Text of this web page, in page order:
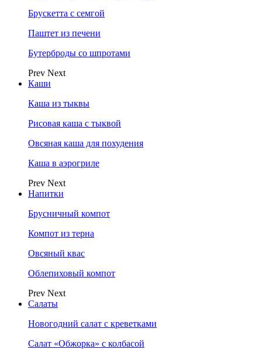
Брускетта с семгой
Паштет из печени
Бутерброды со шпротами
Prev Next
Каши
Каша из тыквы
Рисовая каша с тыквой
Овсяная каша для похудения
Каша в аэрогриле
Prev Next
Напитки
Брусничный компот
Компот из терна
Овсяный квас
Облепиховый компот
Prev Next
Салаты
Новогодний салат с креветками
Салат «Обжорка» с колбасой